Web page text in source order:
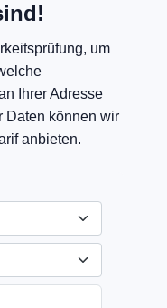
um
Ihrer Adresse
Daten können wir
anbieten.